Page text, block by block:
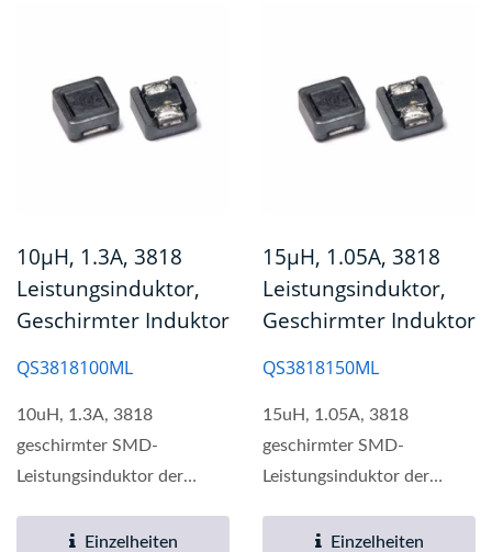
10µH, 1.3A, 3818
Leistungsinduktor,
Geschirmter Induktor
QS3818100ML
10uH, 1.3A, 3818
geschirmter SMD-
Leistungsinduktor der
breite Palette...Einzelheiten
15µH, 1.05A, 3818
Leistungsinduktor,
Geschirmter Induktor
QS3818150ML
15uH, 1.05A, 3818
geschirmter SMD-
Leistungsinduktor der
breite Palette...Einzelheiten